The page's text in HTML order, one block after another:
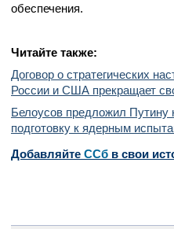
обеспечения.
Читайте также:
Договор о стратегических
России и США прекращает
Белоусов предложил Путину
подготовку к ядерным
Добавляйте CСб в свои